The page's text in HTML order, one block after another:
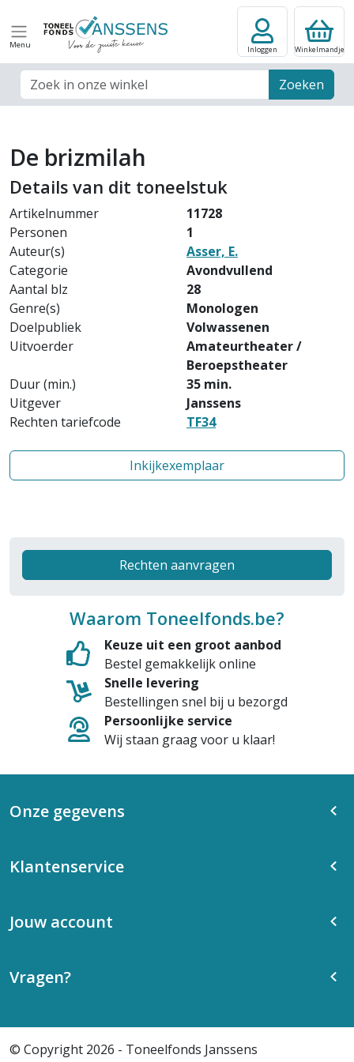
Menu
Zoek veld Zoeken
Inloggen Winkelmandje
De brizmilah
Details van dit toneelstuk
Artikelnummer
11728
Personen
1
Auteur(s)
Asser, E.
Categorie
Avondvullend
Aantal blz
28
Genre(s)
Monologen
Doelpubliek
Volwassenen
Uitvoerder
Amateurtheater /
Beroepstheater
Duur (min.)
35 min.
Uitgever
Janssens
Rechten tariefcode
TF34
Inkijkexemplaar
Rechten aanvragen
Waarom Toneelfonds.be?
Keuze uit een groot aanbod
Bestel gemakkelijk online
Snelle levering
Bestellingen snel bij u bezorgd
Persoonlijke service
Wij staan graag voor u klaar!
Onze gegevens
Klantenservice
Jouw account
Vragen?
© Copyright 2026 - Toneelfonds Janssens